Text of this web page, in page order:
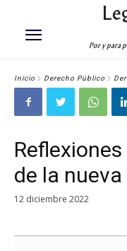
Por y para
Inicio Derecho Público
de la
12 diciembre 2022